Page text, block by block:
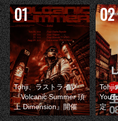
Tohji、ラストライブ
『Volcanic Summer 頂
上 Dimension』開催
Tohji
定